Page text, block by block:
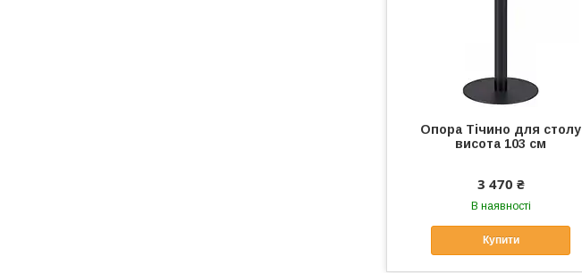
Опора Тічино для столу
висота 103 см
3 470 ₴
В наявності
Купити